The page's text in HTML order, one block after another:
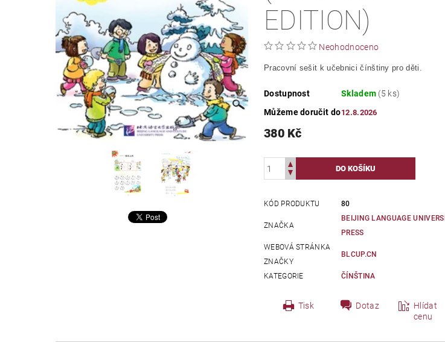
EDITION)
Neohodnoceno
Pracovní sešit k učebnici čínštiny pro děti.
Dostupnost Skladem (5 ks)
Můžeme doručit do12.8.2026
380 Kč
KÓD PRODUKTU 80
ZNAČKA
BEIJING LANGUAGE
PRESS
WEBOVÁ STRÁNKA
ZNAČKY
BLCUP.CN
KATEGORIE ČÍNŠTINA
Tisk Dotaz
Hlídat
cenu